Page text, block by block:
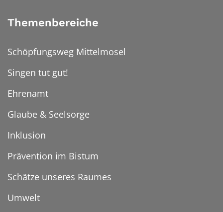
Themenbereiche
Schöpfungsweg Mittelmosel
Singen tut gut!
Ehrenamt
Glaube & Seelsorge
Inklusion
Prävention im Bistum
Schätze unseres Raumes
Umwelt